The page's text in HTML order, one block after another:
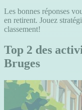
Les bonnes réponses
en retirent. Jouez
classement!
Top 2 des
Bruges